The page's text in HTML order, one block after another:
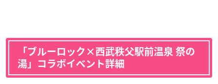
「ブルーロック×西武秩父駅前温泉 祭の
湯」コラボイベント詳細